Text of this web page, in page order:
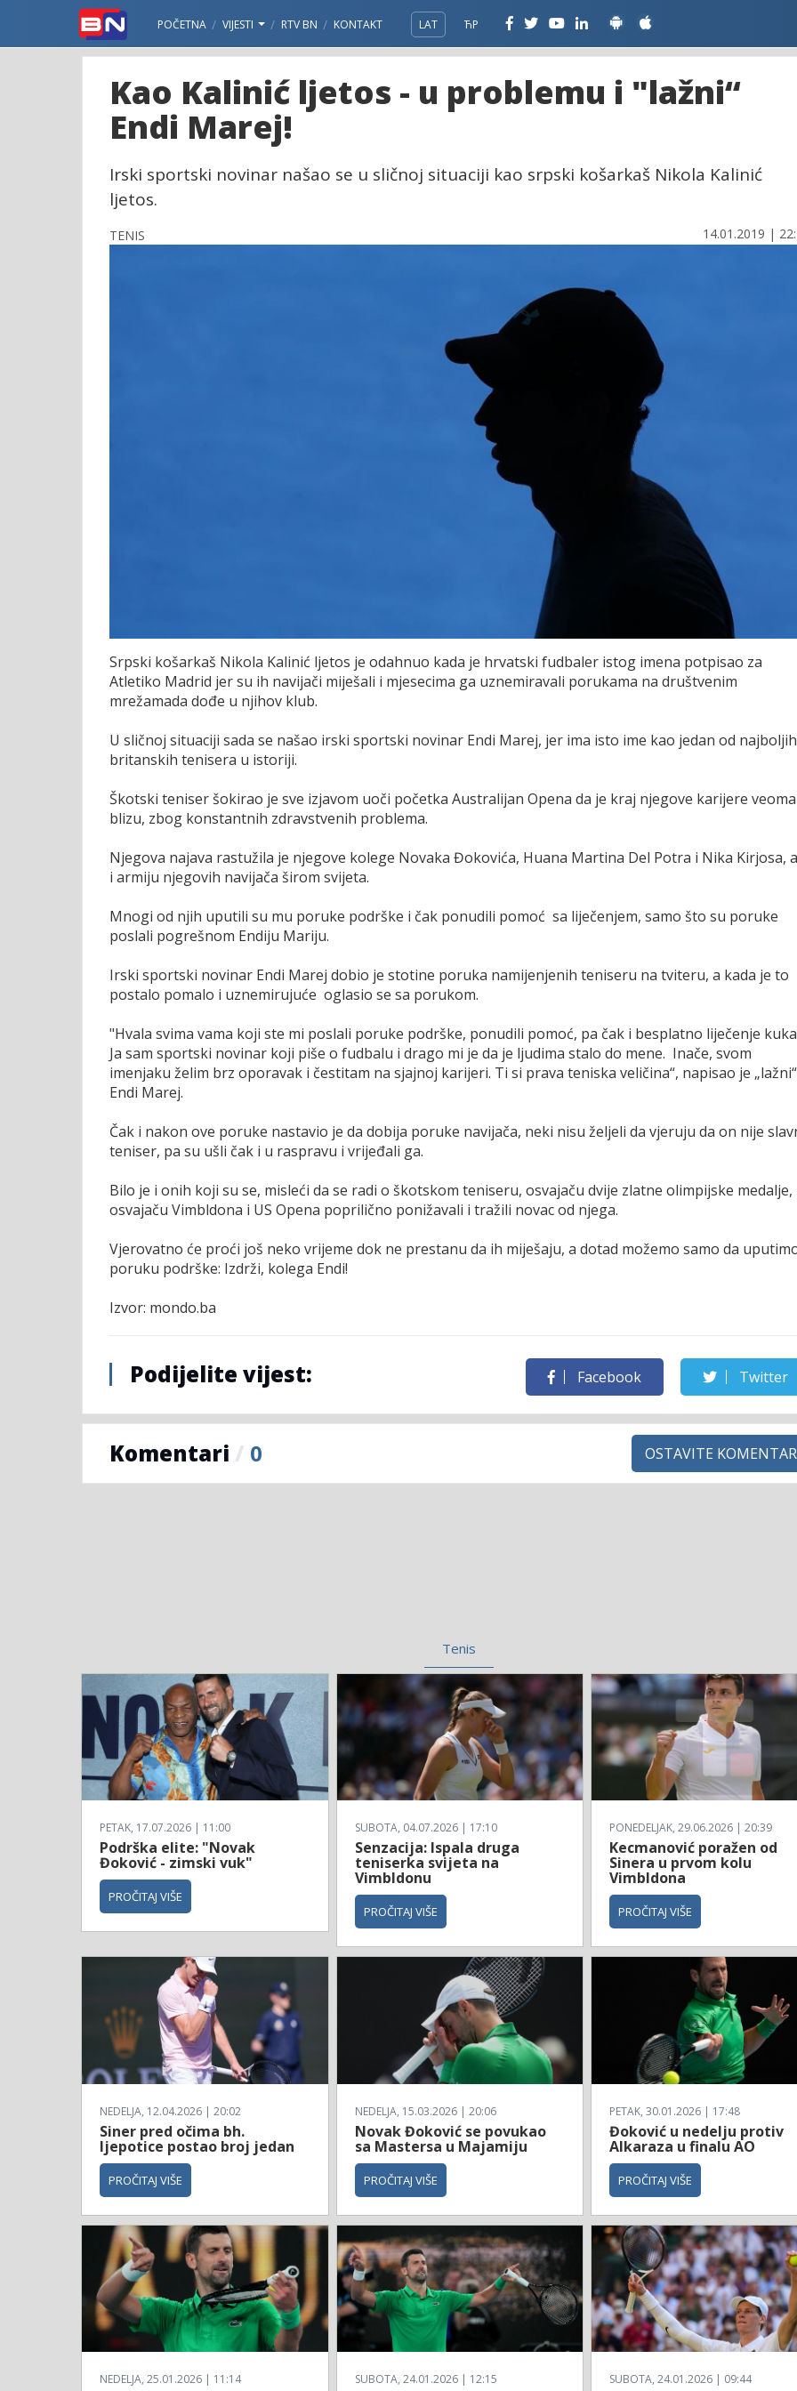
POČETNA VIJESTI RTV BN KONTAKT LAT ЋР
Kao Kalinić ljetos - u problemu i "lažni“
Endi Marej!
Irski sportski novinar našao se u sličnoj situaciji kao srpski košarkaš Nikola Kalinić
ljetos.
TENIS 14.01.2019 |
Srpski košarkaš Nikola Kalinić ljetos je odahnuo kada je hrvatski fudbaler istog imena potpisao za
Atletiko Madrid jer su ih navijači miješali i mjesecima ga uznemiravali porukama na društvenim
mrežamada dođe u njihov klub.
U sličnoj situaciji sada se našao irski sportski novinar Endi Marej, jer ima isto ime kao jedan od najboljih
britanskih tenisera u istoriji.
Škotski teniser šokirao je sve izjavom uoči početka Australijan Opena da je kraj njegove karijere veoma
blizu, zbog konstantnih zdravstvenih problema.
Njegova najava rastužila je njegove kolege Novaka Đokovića, Huana Martina Del Potra i Nika Kirjosa,
i armiju njegovih navijača širom svijeta.
Mnogi od njih uputili su mu poruke podrške i čak ponudili pomoć sa liječenjem, samo što su poruke
poslali pogrešnom Endiju Mariju.
Irski sportski novinar Endi Marej dobio je stotine poruka namijenjenih teniseru na tviteru, a kada je to
postalo pomalo i uznemirujuće oglasio se sa porukom.
"Hvala svima vama koji ste mi poslali poruke podrške, ponudili pomoć, pa čak i besplatno liječenje
Ja sam sportski novinar koji piše o fudbalu i drago mi je da je ljudima stalo do mene. Inače, svom
imenjaku želim brz oporavak i čestitam na sjajnoj karijeri. Ti si prava teniska veličina“, napisao je „lažni“
Endi Marej.
Čak i nakon ove poruke nastavio je da dobija poruke navijača, neki nisu željeli da vjeruju da on nije
teniser, pa su ušli čak i u raspravu i vrijeđali ga.
Bilo je i onih koji su se, misleći da se radi o škotskom teniseru, osvajaču dvije zlatne olimpijske medalje,
osvajaču Vimbldona i US Opena poprilično ponižavali i tražili novac od njega.
Vjerovatno će proći još neko vrijeme dok ne prestanu da ih miješaju, a dotad možemo samo da
poruku podrške: Izdrži, kolega Endi!
Izvor: mondo.ba
Podijelite vijest: Facebook Twitter
Komentari / 0 OSTAVITE KOMENTAR
Tenis
PETAK, 17.07.2026 | 11:00
Podrška elite: "Novak
Đoković - zimski vuk"
PROČITAJ VIŠE
SUBOTA, 04.07.2026 | 17:10
Senzacija: Ispala druga
teniserka svijeta na
Vimbldonu
PROČITAJ VIŠE
PONEDELJAK, 29.06.2026 | 20:39
Kecmanović poražen od
Sinera u prvom kolu
Vimbldona
PROČITAJ VIŠE
NEDELJA, 12.04.2026 | 20:02
Siner pred očima bh.
ljepotice postao broj jedan
PROČITAJ VIŠE
NEDELJA, 15.03.2026 | 20:06
Novak Đoković se povukao
sa Mastersa u Majamiju
PROČITAJ VIŠE
PETAK, 30.01.2026 | 17:48
Đoković u nedelju protiv
Alkaraza u finalu AO
PROČITAJ VIŠE
NEDELJA, 25.01.2026 | 11:14 SUBOTA, 24.01.2026 | 12:15 SUBOTA, 24.01.2026 | 09:44